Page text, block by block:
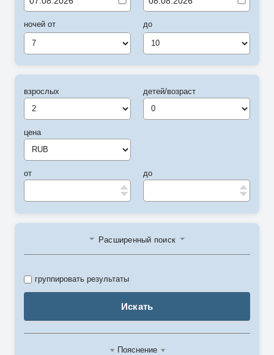
ночей от
7
до
10
взрослых
цена
от
детей/возраст
до
Расширенный поиск
Искать
группировать результаты
Пояснение